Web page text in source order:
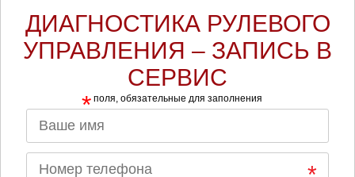
Санкт-Петербург
Саратов
Солнцево
Сочи
ДИАГНОСТИКА РУЛЕВОГО
УПРАВЛЕНИЯ – ЗАПИСЬ В
СЕРВИС
* поля, обязательные для заполнения